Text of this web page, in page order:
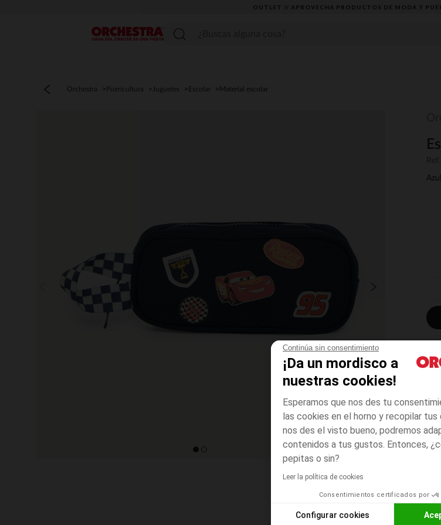
Continúa sin consentimiento
¡Da un mordisco a
nuestras cookies!
Esperamos que nos des tu
las cookies en el horno y recopilar tus
nos des el visto bueno, podremos
contenidos a tus gustos. Entonces,
pepitas o sin?
Leer la política de cookies
Consentimientos certificados por
Configurar cookies
OUTLET // APROVECHA PRODUCTOS DE MODA Y
Menú
Orchestra Puericultura Juguetes Escolar Material escolar
Azul